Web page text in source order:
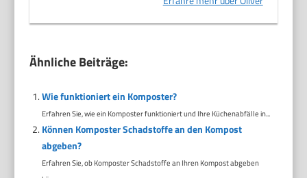
Ähnliche Beiträge:
Wie funktioniert ein Komposter?
Erfahren Sie, wie ein Komposter funktioniert und Ihre Küchenabfälle in...
Können Komposter Schadstoffe an den Kompost
abgeben?
Erfahren Sie, ob Komposter Schadstoffe an Ihren Kompost abgeben